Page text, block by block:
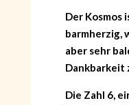
Der Kosmos
barmherzig,
aber sehr
Dankbarkeit
Die Zahl 6,